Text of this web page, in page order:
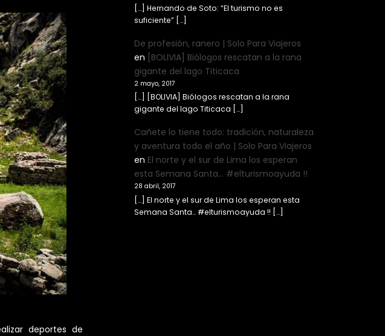
deportes de
[…] Hernando de Soto: “El turismo no es
suficiente” […]
De profesión, ranero | Solo Para Viajeros
en [BOLIVIA] Biólogos rescatan a la rana
gigante del lago Titicaca
2 mayo, 2017
[…] [BOLIVIA] Biólogos rescatan a la rana
gigante del lago Titicaca […]
Cañete lo tiene todo: tradición, naturaleza
y aventura todo el año | Solo Para Viajeros
en El norte y el sur de Lima los esperan
esta Semana Santa… #elturismoayuda !!
28 abril, 2017
[…] El norte y el sur de Lima los esperan esta
Semana Santa… #elturismoayuda !! […]